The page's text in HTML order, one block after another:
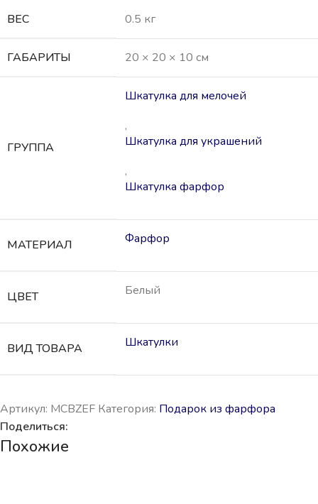
ВЕС
0.5 кг
ГАБАРИТЫ 20 × 20 × 10 см
ГРУППА
Шкатулка для мелочей
,
Шкатулка для украшений
,
Шкатулка фарфор
МАТЕРИАЛ Фарфор
ЦВЕТ Белый
ВИД ТОВАРА Шкатулки
Артикул: MCBZEF Категория: Подарок из фарфора
Поделиться:
Похожие